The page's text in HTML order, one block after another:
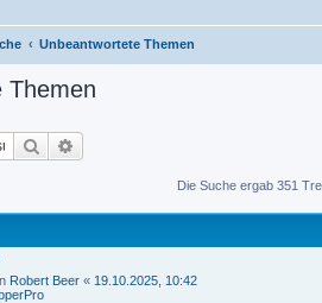
Unbeantwortete Themen
Themen
Suche
Die Suche ergab 351
Robert Beer « 19.10.2025, 10:42